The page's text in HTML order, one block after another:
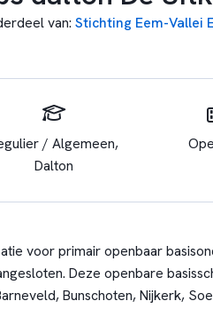
van: Stichting Eem-Vallei
/ Algemeen,
Dalton
voor primair openbaar
Deze openbare
Bunschoten, Nijkerk,